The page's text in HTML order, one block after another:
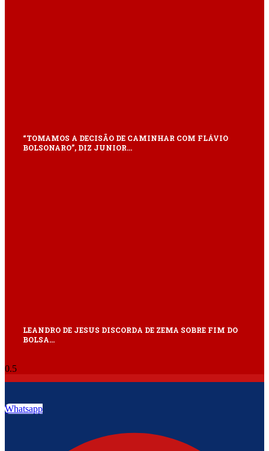
“TOMAMOS A DECISÃO DE CAMINHAR COM FLÁVIO
BOLSONARO”, DIZ JUNIOR…
LEANDRO DE JESUS DISCORDA DE ZEMA SOBRE FIM DO
BOLSA…
Whatsapp